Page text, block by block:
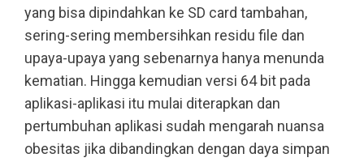
yang bisa dipindahkan ke SD card tambahan,
sering-sering membersihkan residu file dan
upaya-upaya yang sebenarnya hanya menunda
kematian. Hingga kemudian versi 64 bit pada
aplikasi-aplikasi itu mulai diterapkan dan
pertumbuhan aplikasi sudah mengarah nuansa
obesitas jika dibandingkan dengan daya simpan